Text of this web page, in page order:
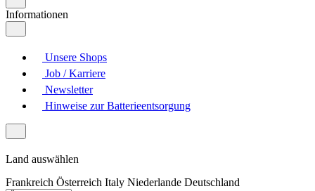
Informationen
Unsere Shops
Job / Karriere
Newsletter
Hinweise zur Batterieentsorgung
Land auswählen
Frankreich Österreich Italy Niederlande Deutschland